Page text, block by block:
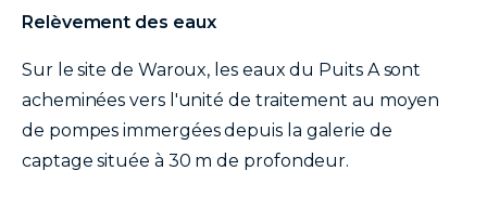
Relèvement des eaux
Sur le site de Waroux, les eaux du Puits A sont
acheminées vers l'unité de traitement au moyen
de pompes immergées depuis la galerie de
captage située à 30 m de profondeur.